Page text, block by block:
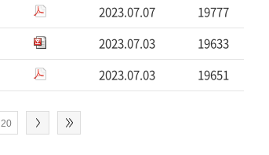
2023.07.07
19777
2023.07.03
19633
2023.07.03 19651
20